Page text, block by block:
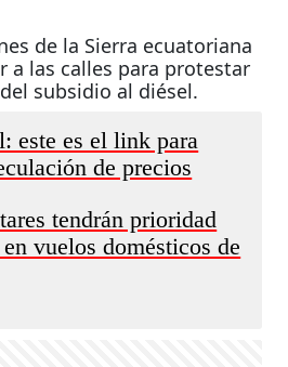
de la Sierra ecuatoriana
a las calles para protestar
subsidio al diésel.
este es el link para
de precios
tendrán prioridad
vuelos domésticos de